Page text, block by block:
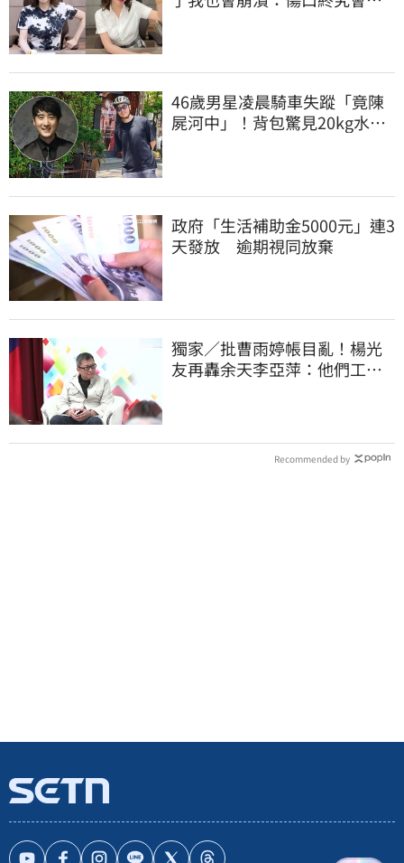
46歲男星凌晨騎車失蹤「竟陳
屍河中」！背包驚見20kg水泥
政府「生活補助金5000元」連3
天發放 逾期視同放棄
獨家／批曹雨婷帳目亂！楊光
友再轟余天李亞萍：他們工會
Recommended by